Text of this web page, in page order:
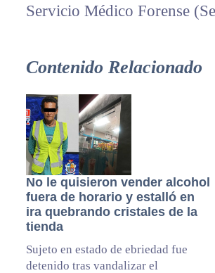
Servicio Médico Forense
Contenido Relacionado
No le quisieron vender alcohol
fuera de horario y estalló en
ira quebrando cristales de la
tienda
Sujeto en estado de ebriedad fue
detenido tras vandalizar el